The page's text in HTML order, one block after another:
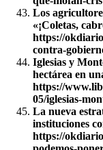
Los
«¡Coletas,
https://
contra-
Iglesias y
hectárea en
https://
05/iglesias-
La nueva
instituciones
https://